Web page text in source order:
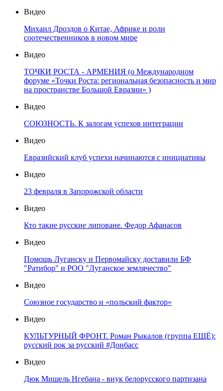
Видео
Михаил Дроздов о Китае, Африке и роли
соотечественников в новом мире
Видео
ТОЧКИ РОСТА - АРМЕНИЯ (о Международном
форуме «Точки Роста: региональная безопасность и мир
на пространстве Большой Евразии» )
Видео
СОЮЗНОСТЬ. К залогам успехов интеграции
Видео
Евразийский клуб успехи начинаются с инициативы
Видео
23 февраля в Запорожской области
Видео
Кто такие русские липоване. Федор Афанасов
Видео
Помощь Луганску и Первомайску доставили БФ
"Ратибор" и РОО "Луганское землячество"
Видео
Союзное государство и «польский фактор»
Видео
КУЛЬТУРНЫЙ ФРОНТ. Роман Рыкалов (группа ЕЩЁ):
русский рок за русский #Донбасс
Видео
Дюк Мишель Нгебана - внук белорусского партизана